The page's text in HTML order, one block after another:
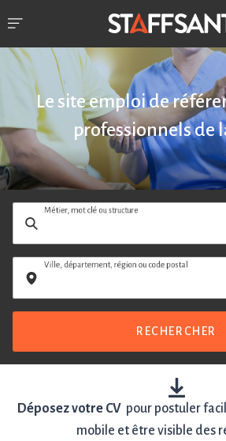
Le site emploi de
professionnels de
Métier, mot clé ou structure
Ville, département, région ou code postal
RECHERCHER
Déposez votre CVpour postuler
mobile et être visible des